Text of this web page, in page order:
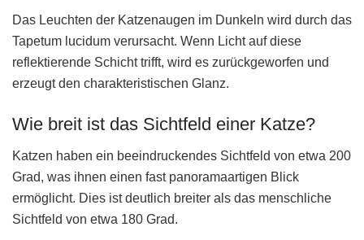
Das Leuchten der Katzenaugen im Dunkeln wird durch das
Tapetum lucidum verursacht. Wenn Licht auf diese
reflektierende Schicht trifft, wird es zurückgeworfen und
erzeugt den charakteristischen Glanz.
Wie breit ist das Sichtfeld einer Katze?
Katzen haben ein beeindruckendes Sichtfeld von etwa 200
Grad, was ihnen einen fast panoramaartigen Blick
ermöglicht. Dies ist deutlich breiter als das menschliche
Sichtfeld von etwa 180 Grad.